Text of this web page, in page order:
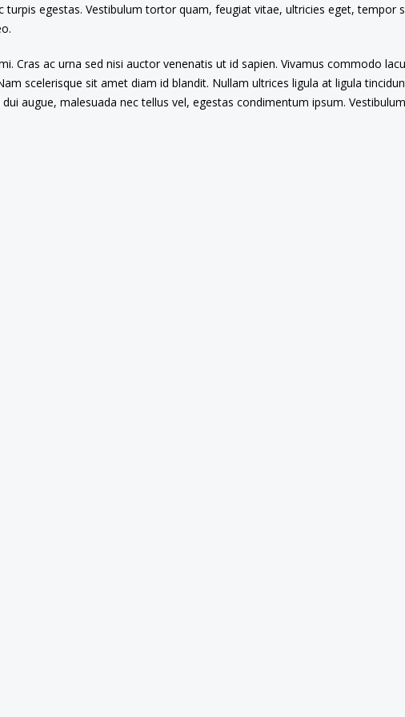
egestas. Vestibulum tortor quam, feugiat vitae, ultricies eget, tempor
Cras ac urna sed nisi auctor venenatis ut id sapien. Vivamus commodo
scelerisque sit amet diam id blandit. Nullam ultrices ligula at ligula
augue, malesuada nec tellus vel, egestas condimentum ipsum.